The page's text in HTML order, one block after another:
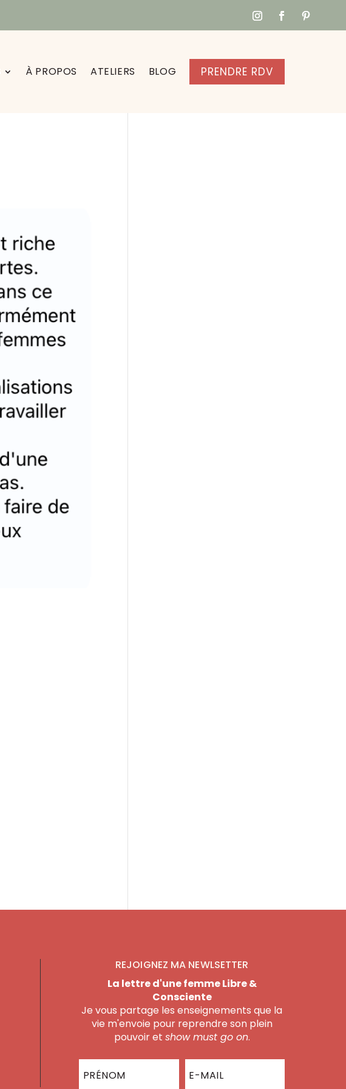
À PROPOS ATELIERS BLOG PRENDRE RDV
REJOIGNEZ MA NEWLSETTER
La lettre d'une femme Libre &
Consciente
Je vous partage les enseignements que la
vie m'envoie pour reprendre son plein
pouvoir et show must go on.